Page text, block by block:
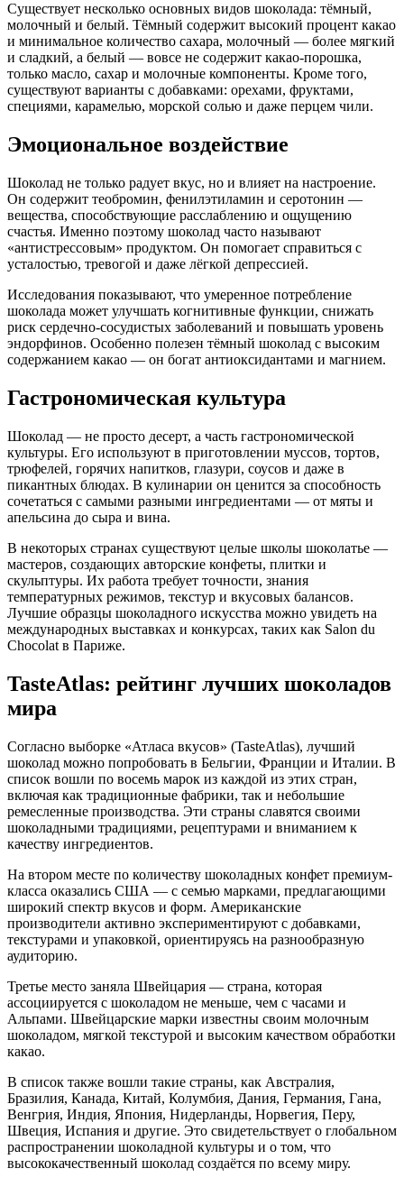
Существует несколько основных видов шоколада: тёмный,
молочный и белый. Тёмный содержит высокий процент какао
и минимальное количество сахара, молочный — более мягкий
и сладкий, а белый — вовсе не содержит какао-порошка,
только масло, сахар и молочные компоненты. Кроме того,
существуют варианты с добавками: орехами, фруктами,
специями, карамелью, морской солью и даже перцем чили.
Эмоциональное воздействие
Шоколад не только радует вкус, но и влияет на настроение.
Он содержит теобромин, фенилэтиламин и серотонин —
вещества, способствующие расслаблению и ощущению
счастья. Именно поэтому шоколад часто называют
«антистрессовым» продуктом. Он помогает справиться с
усталостью, тревогой и даже лёгкой депрессией.
Исследования показывают, что умеренное потребление
шоколада может улучшать когнитивные функции, снижать
риск сердечно-сосудистых заболеваний и повышать уровень
эндорфинов. Особенно полезен тёмный шоколад с высоким
содержанием какао — он богат антиоксидантами и магнием.
Гастрономическая культура
Шоколад — не просто десерт, а часть гастрономической
культуры. Его используют в приготовлении муссов, тортов,
трюфелей, горячих напитков, глазури, соусов и даже в
пикантных блюдах. В кулинарии он ценится за способность
сочетаться с самыми разными ингредиентами — от мяты и
апельсина до сыра и вина.
В некоторых странах существуют целые школы шоколатье —
мастеров, создающих авторские конфеты, плитки и
скульптуры. Их работа требует точности, знания
температурных режимов, текстур и вкусовых балансов.
Лучшие образцы шоколадного искусства можно увидеть на
международных выставках и конкурсах, таких как Salon du
Chocolat в Париже.
TasteAtlas: рейтинг лучших шоколадов
мира
Согласно выборке «Атласа вкусов» (TasteAtlas), лучший
шоколад можно попробовать в Бельгии, Франции и Италии. В
список вошли по восемь марок из каждой из этих стран,
включая как традиционные фабрики, так и небольшие
ремесленные производства. Эти страны славятся своими
шоколадными традициями, рецептурами и вниманием к
качеству ингредиентов.
На втором месте по количеству шоколадных конфет премиум-
класса оказались США — с семью марками, предлагающими
широкий спектр вкусов и форм. Американские
производители активно экспериментируют с добавками,
текстурами и упаковкой, ориентируясь на разнообразную
аудиторию.
Третье место заняла Швейцария — страна, которая
ассоциируется с шоколадом не меньше, чем с часами и
Альпами. Швейцарские марки известны своим молочным
шоколадом, мягкой текстурой и высоким качеством обработки
какао.
В список также вошли такие страны, как Австралия,
Бразилия, Канада, Китай, Колумбия, Дания, Германия, Гана,
Венгрия, Индия, Япония, Нидерланды, Норвегия, Перу,
Швеция, Испания и другие. Это свидетельствует о глобальном
распространении шоколадной культуры и о том, что
высококачественный шоколад создаётся по всему миру.